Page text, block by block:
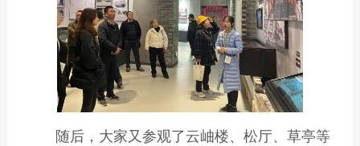
随后，大家又参观了云岫楼、松厅、草亭等